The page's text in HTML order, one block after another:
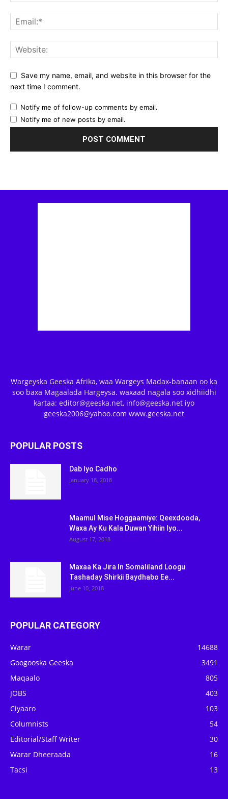
Save my name, email, and website in this browser for the
next time I comment.
Notify me of follow-up comments by email.
Notify me of new posts by email.
Wargeyska Geeska Afrika, waa Wargeys Madax-banaan oo ka
soo baxa Magaalada Hargeysa. waxaad nagala soo xidhiidhi
kartaa: editor@geeska.net, info@geeska.net iyo
geeska2006@yahoo.com www.geeska.net
POPULAR POSTS
Dab Iyo Cadho
January 18, 2018
Maamul Mise Hoggaamiye: Qeexdooda,
Waxa Ay Ku Kala Duwan Yihiin Iyo...
August 17, 2018
Maxaa Ka Jira In Somaliland Loogu
Tashaday Shirkii Baydhabo Ee...
June 10, 2018
POPULAR CATEGORY
Warar
14688
Googooska Geeska
3491
Maqaalo
805
JOBS
403
Ciyaaro
103
Columnists
54
Editorial/Staff Writer
30
Warar Dheeraada
16
Tacsi
13